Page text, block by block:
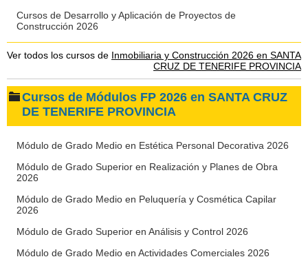
Cursos de Desarrollo y Aplicación de Proyectos de
Construcción 2026
Ver todos los cursos de Inmobiliaria y Construcción 2026 en SANTA
CRUZ DE TENERIFE PROVINCIA
Cursos de Módulos FP 2026 en SANTA CRUZ
DE TENERIFE PROVINCIA
Módulo de Grado Medio en Estética Personal Decorativa 2026
Módulo de Grado Superior en Realización y Planes de Obra
2026
Módulo de Grado Medio en Peluquería y Cosmética Capilar
2026
Módulo de Grado Superior en Análisis y Control 2026
Módulo de Grado Medio en Actividades Comerciales 2026